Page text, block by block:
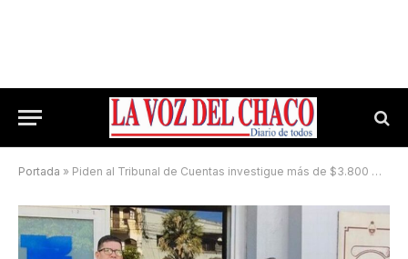
Portada » Piden al Tribunal de Cuentas investigue más de $3.800 millones en obras del municipio